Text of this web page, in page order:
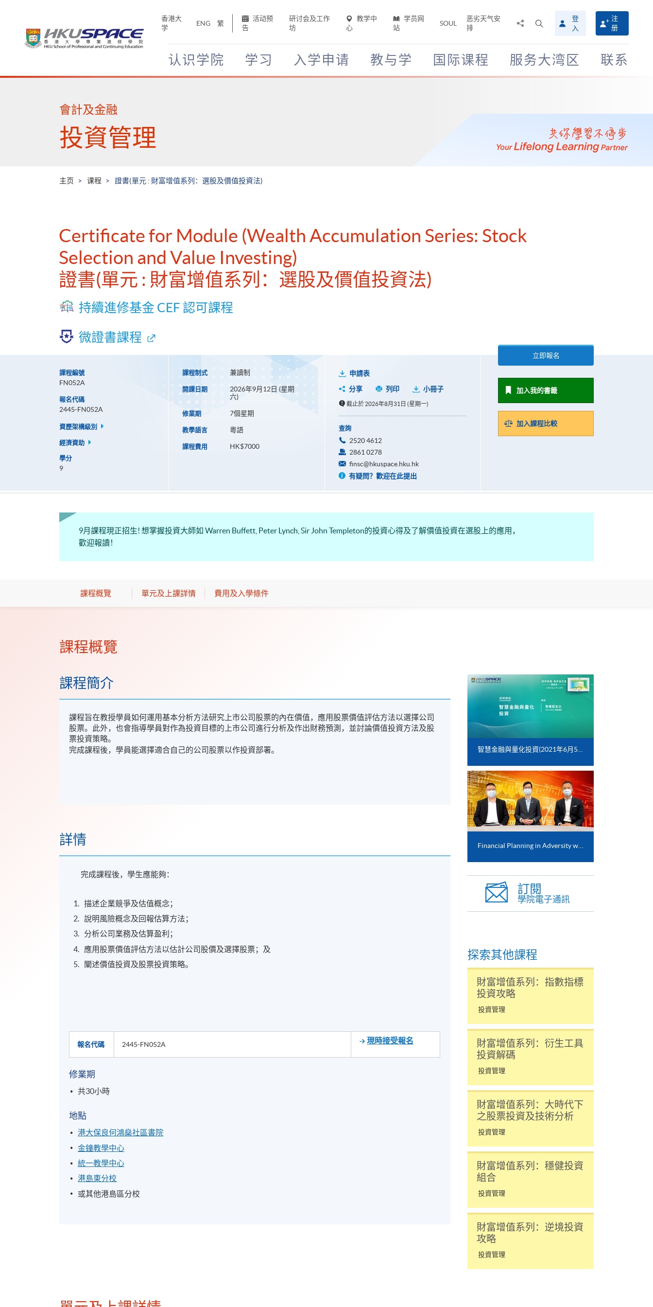
香港大
学
ENG 繁
活动预
告
研讨会及工作
坊
教学中
心
学员网
站
SOUL
恶劣天气安
排
搜
寻
介
面
登
入
注
册
认识学院 学习 入学申请 教与学 国际课程 服务大湾区 联系
Main
會計及金融
投資管理
主页 课程 證書(單元 : 財富增值系列：選股及價值投資法)
Certificate for Module (Wealth Accumulation Series: Stock
Selection and Value Investing)
證書(單元 : 財富增值系列：選股及價值投資法)
持續進修基金 CEF 認可課程
微證書課程
課程編號
FN052A
報名代碼
2445-FN052A
資歷架構級別
經濟資助
學分
9
課程制式 兼讀制
開課日期
2026年9月12日 (星期
六)
修業期 7個星期
教學語言 粵語
課程費用 HK$7000
申請表
分享
列印 小冊子
截止於 2026年8月31日 (星期一)
查詢
2520 4612
2861 0278
finsc@hkuspace.hku.hk
有疑問？歡迎在此提出
立即報名
加入我的書籤
加入課程比較
9月課程現正招生! 想掌握投資大師如 Warren Buffett, Peter Lynch, Sir John Templeton的投資心得及了解價值投資在選股上的應用，
歡迎報讀！
課程概覽 單元及上課詳情 費用及入學條件
課程概覽
課程簡介
課程旨在教授學員如何運用基本分析方法研究上市公司股票的內在價值，應用股票價值評估方法以選擇公司
股票。此外，也會指導學員對作為投資目標的上市公司進行分析及作出財務預測，並討論價值投資方法及股
票投資策略。
完成課程後，學員能選擇適合自己的公司股票以作投資部署。
詳情
完成課程後，學生應能夠：
描述企業競爭及估值概念；
說明風險概念及回報估算方法；
分析公司業務及估算盈利；
應用股票價值評估方法以估計公司股價及選擇股票；及
闡述價值投資及股票投資策略。
報名代碼 2445-FN052A 現時接受報名
修業期
共30小時
地點
港大保良何鴻燊社區書院
金鐘教學中心
統一教學中心
港島東分校
或其他港島區分校
Financial Planning in Adversity with COVID-19 crisis
訂閱
學院電子通訊
探索其他課程
財富增值系列：指數指標
投資攻略
投資管理
財富增值系列：衍生工具
投資解碼
投資管理
財富增值系列：大時代下
之股票投資及技術分析
投資管理
財富增值系列：穩健投資
組合
投資管理
財富增值系列：逆境投資
攻略
投資管理